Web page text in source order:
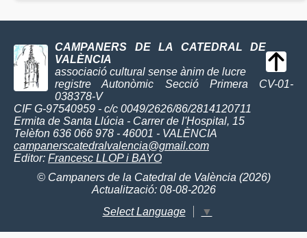
CAMPANERS DE LA CATEDRAL DE
VALÈNCIA
associació cultural sense ànim de lucre
registre Autonòmic Secció Primera CV-01-
038378-V
CIF G-97540959 - c/c 0049/2626/86/2814120711
Ermita de Santa Llúcia - Carrer de l'Hospital, 15
Telèfon 636 066 978 - 46001 - VALÈNCIA
campanerscatedralvalencia@gmail.com
Editor: Francesc LLOP i BAYO
© Campaners de la Catedral de València (2026)
Actualització: 08-08-2026
Select Language
▼